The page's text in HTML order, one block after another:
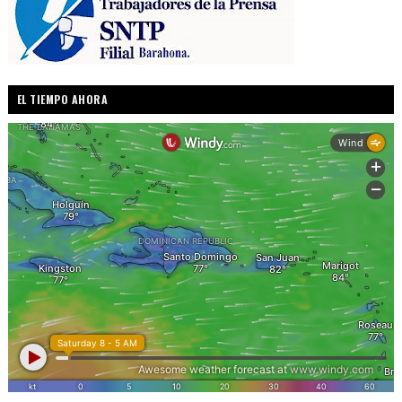
EL TIEMPO AHORA